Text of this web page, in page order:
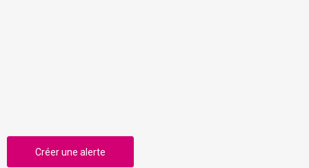
Créer une alerte